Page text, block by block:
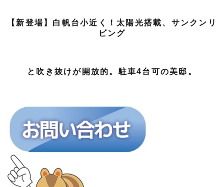
【新登場】白帆台小近く！太陽光搭載、サンクンリ
ビング
と吹き抜けが開放的。駐車4台可の美邸。